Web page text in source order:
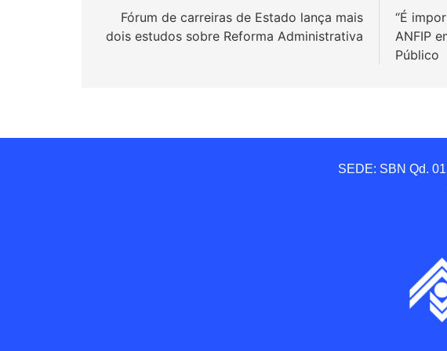
Post
Fórum de carreiras de Estado lança mais
dois estudos sobre Reforma Administrativa
“É
ANFIP
Público
SEDE: SBN Qd.